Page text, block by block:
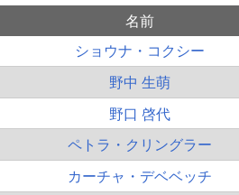
名前
ショウナ・コクシー
野中 生萌
野口 啓代
ペトラ・クリングラー
カーチャ・デベベッチ